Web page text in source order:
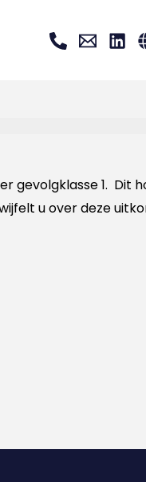
gevolgklasse 1. Dit
u over deze